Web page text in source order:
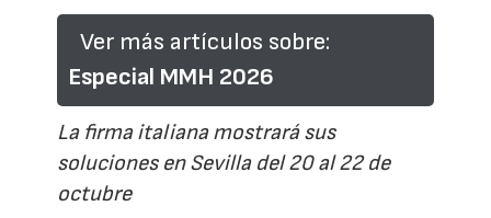
Ver más artículos sobre:
Especial MMH 2026
La firma italiana mostrará sus
soluciones en Sevilla del 20 al 22 de
octubre